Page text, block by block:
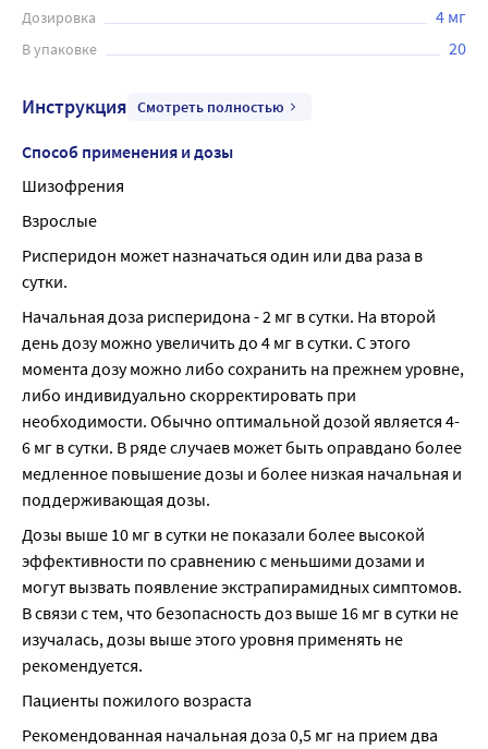
Дозировка 4 мг
В упаковке 20
Инструкция Смотреть полностью
Способ применения и дозы
Шизофрения
Взрослые
Рисперидон может назначаться один или два раза в
сутки.
Начальная доза рисперидона - 2 мг в сутки. На второй
день дозу можно увеличить до 4 мг в сутки. С этого
момента дозу можно либо сохранить на прежнем уровне,
либо индивидуально скорректировать при
необходимости. Обычно оптимальной дозой является 4-
6 мг в сутки. В ряде случаев может быть оправдано более
медленное повышение дозы и более низкая начальная и
поддерживающая дозы.
Дозы выше 10 мг в сутки не показали более высокой
эффективности по сравнению с меньшими дозами и
могут вызвать появление экстрапирамидных симптомов.
В связи с тем, что безопасность доз выше 16 мг в сутки не
изучалась, дозы выше этого уровня применять не
рекомендуется.
Пациенты пожилого возраста
Рекомендованная начальная доза 0,5 мг на прием два